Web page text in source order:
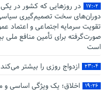
۱۷:۰۲
در روزهایی که کشور در
دوران‌های سخت تصمیم‌گیری
تقویت سرمایه اجتماعی و اعتماد
صورت‌گرفته برای تأمین منافع
است
۲۳:۰۴ ازدواج روزی را بیشتر می‌کند
۱۹:۲۶ اخلاق؛ یک ویژگی اساسی و